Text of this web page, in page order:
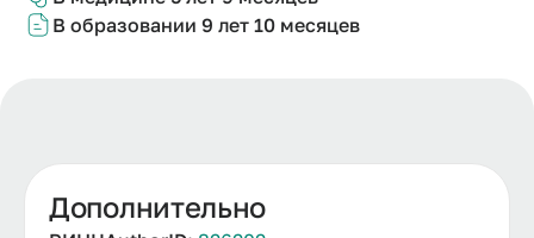
В образовании 9 лет 10 месяцев
Дополнительно